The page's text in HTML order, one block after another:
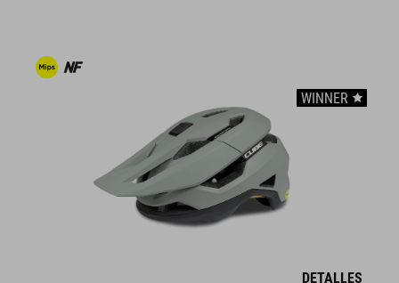
sistema de calzado fácil
suela A-Traction para pedales de plataforma
WINNER
DETALLES